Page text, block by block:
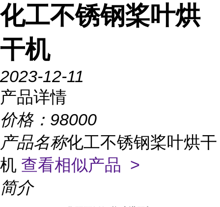
化工不锈钢桨叶烘
干机
2023-12-11
产品详情
价格： 98000
产品名称化工不锈钢桨叶烘干
机 查看相似产品 >
简介